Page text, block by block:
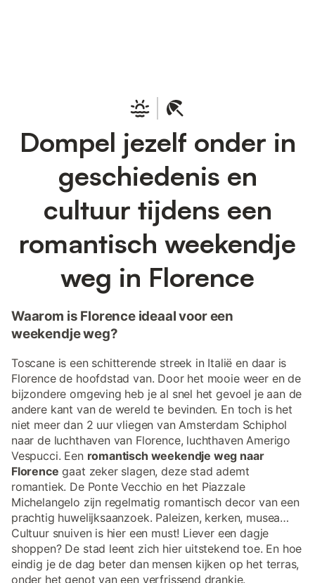
Dompel jezelf onder in
geschiedenis en
cultuur tijdens een
romantisch weekendje
weg in Florence
Waarom is Florence ideaal voor een
weekendje weg?
Toscane is een schitterende streek in Italië en daar is
Florence de hoofdstad van. Door het mooie weer en de
bijzondere omgeving heb je al snel het gevoel je aan de
andere kant van de wereld te bevinden. En toch is het
niet meer dan 2 uur vliegen van Amsterdam Schiphol
naar de luchthaven van Florence, luchthaven Amerigo
Vespucci. Een romantisch weekendje weg naar
Florence gaat zeker slagen, deze stad ademt
romantiek. De Ponte Vecchio en het Piazzale
Michelangelo zijn regelmatig romantisch decor van een
prachtig huwelijksaanzoek. Paleizen, kerken, musea…
Cultuur snuiven is hier een must! Liever een dagje
shoppen? De stad leent zich hier uitstekend toe. En hoe
eindig je de dag beter dan mensen kijken op het terras,
onder het genot van een verfrissend drankje.